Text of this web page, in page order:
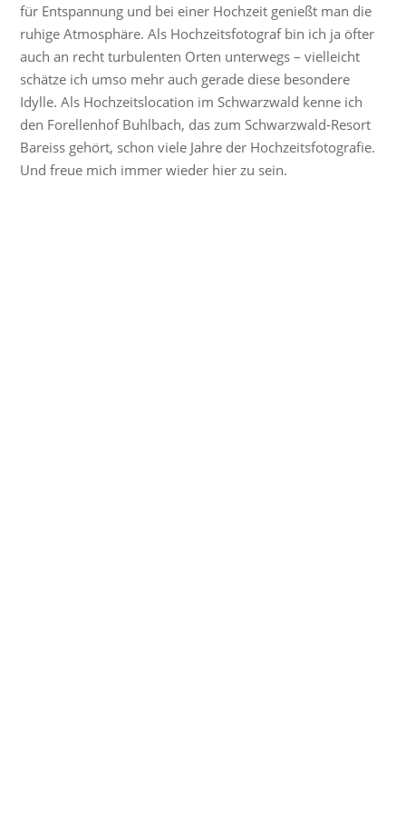
für Entspannung und bei einer Hochzeit genießt man die
ruhige Atmosphäre. Als Hochzeitsfotograf bin ich ja öfter
auch an recht turbulenten Orten unterwegs – vielleicht
schätze ich umso mehr auch gerade diese besondere
Idylle. Als Hochzeitslocation im Schwarzwald kenne ich
den Forellenhof Buhlbach, das zum Schwarzwald-Resort
Bareiss gehört, schon viele Jahre der Hochzeitsfotografie.
Und freue mich immer wieder hier zu sein.